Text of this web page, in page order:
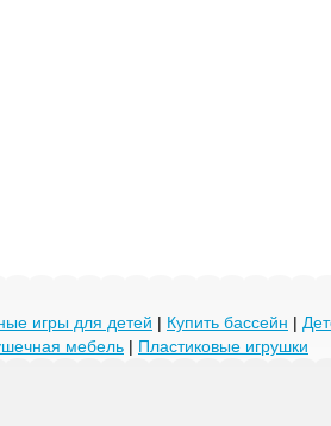
игры для детей | Купить бассейн |
мебель | Пластиковые игрушки